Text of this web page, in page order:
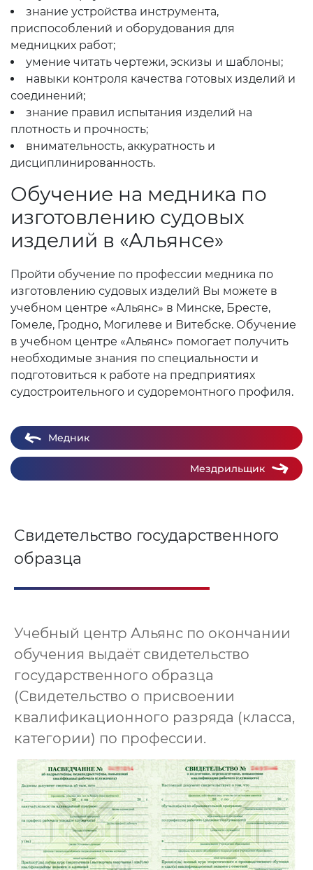
знание устройства инструмента,
приспособлений и оборудования для
медницких работ;
умение читать чертежи, эскизы и шаблоны;
навыки контроля качества готовых изделий и
соединений;
знание правил испытания изделий на
плотность и прочность;
внимательность, аккуратность и
дисциплинированность.
Обучение на медника по
изготовлению судовых
изделий в «Альянсе»
Пройти обучение по профессии медника по
изготовлению судовых изделий Вы можете в
учебном центре «Альянс» в Минске, Бресте,
Гомеле, Гродно, Могилеве и Витебске. Обучение
в учебном центре «Альянс» помогает получить
необходимые знания по специальности и
подготовиться к работе на предприятиях
судостроительного и судоремонтного профиля.
Медник
Мездрильщик
Свидетельство государственного
образца
Учебный центр Альянс по окончании
обучения выдаёт свидетельство
государственного образца
(Свидетельство о присвоении
квалификационного разряда (класса,
категории) по профессии.